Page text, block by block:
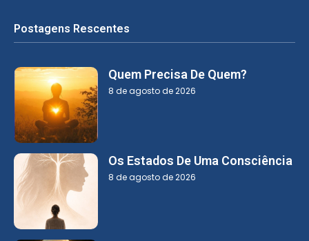
Postagens Rescentes
Quem Precisa De Quem?
8 de agosto de 2026
Os Estados De Uma Consciência
8 de agosto de 2026